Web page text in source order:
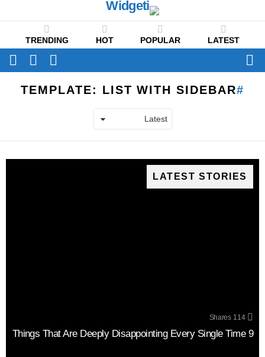
LATEST
POPULAR
HOT
TRENDING
Menu
SWITCH
SKIN
TEMPLATE: LIST WITH SIDEBAR
LATEST STORIES
114
Shares
9 Things That Are Deeply Disappointing Every Single Time